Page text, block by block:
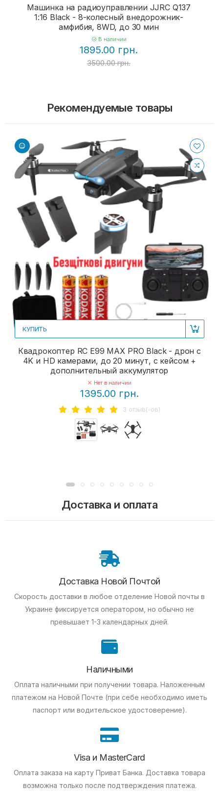
Машинка на радиоуправлении JJRC Q137
1:16 Black - 8-колесный внедорожник-
амфибия, 8WD, до 30 мин
В наличии
1895.00 грн.
3500.00 грн.
Рекомендуемые товары
КУПИТЬ
Квадрокоптер RC E99 MAX PRO Black - дрон с
4K и HD камерами, до 20 минут, с кейсом +
дополнительный аккумулятор
Нет в наличии
1395.00 грн.
3 отзыв(-ов)
Доставка и оплата
Доставка Новой Почтой
Скорость доставки в любое отделение Новой почты в
Украине фиксируется оператором, но обычно не
превышает 1-3 календарных дней.
Наличными
Оплата наличными при получении товара. Наложенным
платежом на Новой Почте (при себе необходимо иметь
паспорт или водительское удостоверение).
Visa и MasterCard
Оплата заказа на карту Приват Банка. Доставка товара
возможна только после подтверждения платежа.